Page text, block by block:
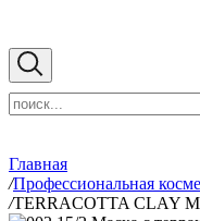
Главная
/Профессиональная
/TERRACOTTA CLAY